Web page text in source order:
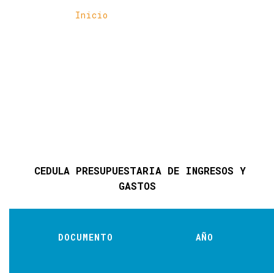
Inicio
CEDULA PRESUPUESTARIA DE INGRESOS Y
GASTOS
DOCUMENTO AÑO